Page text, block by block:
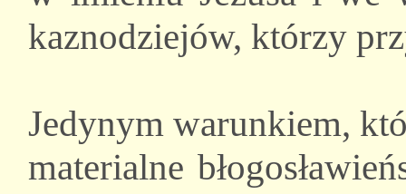
kaznodziejów, którzy
Jedynym warunkiem,
materialne